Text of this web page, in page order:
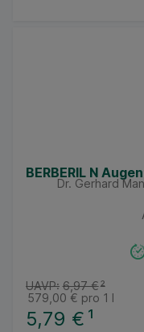
BERBERIL N
Dr. Gerhard
5,79 € ¹
UAVP: 6,97 €²
579,00 € pro 1 l